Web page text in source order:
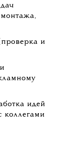
и
идей
коллегами